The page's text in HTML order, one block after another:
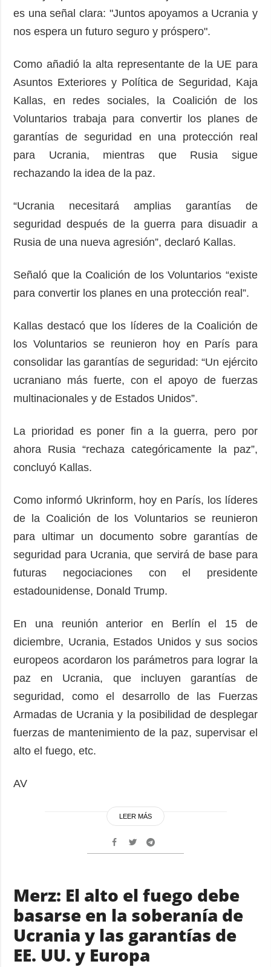
es una señal clara: "Juntos apoyamos a Ucrania y
nos espera un futuro seguro y próspero".
Como añadió la alta representante de la UE para
Asuntos Exteriores y Política de Seguridad, Kaja
Kallas, en redes sociales, la Coalición de los
Voluntarios trabaja para convertir los planes de
garantías de seguridad en una protección real
para Ucrania, mientras que Rusia sigue
rechazando la idea de la paz.
“Ucrania necesitará amplias garantías de
seguridad después de la guerra para disuadir a
Rusia de una nueva agresión”, declaró Kallas.
Señaló que la Coalición de los Voluntarios “existe
para convertir los planes en una protección real”.
Kallas destacó que los líderes de la Coalición de
los Voluntarios se reunieron hoy en París para
consolidar las garantías de seguridad: “Un ejército
ucraniano más fuerte, con el apoyo de fuerzas
multinacionales y de Estados Unidos”.
La prioridad es poner fin a la guerra, pero por
ahora Rusia “rechaza categóricamente la paz”,
concluyó Kallas.
Como informó Ukrinform, hoy en París, los líderes
de la Coalición de los Voluntarios se reunieron
para ultimar un documento sobre garantías de
seguridad para Ucrania, que servirá de base para
futuras negociaciones con el presidente
estadounidense, Donald Trump.
En una reunión anterior en Berlín el 15 de
diciembre, Ucrania, Estados Unidos y sus socios
europeos acordaron los parámetros para lograr la
paz en Ucrania, que incluyen garantías de
seguridad, como el desarrollo de las Fuerzas
Armadas de Ucrania y la posibilidad de desplegar
fuerzas de mantenimiento de la paz, supervisar el
alto el fuego, etc.
AV
LEER MÁS
Merz: El alto el fuego debe
basarse en la soberanía de
Ucrania y las garantías de
EE. UU. y Europa